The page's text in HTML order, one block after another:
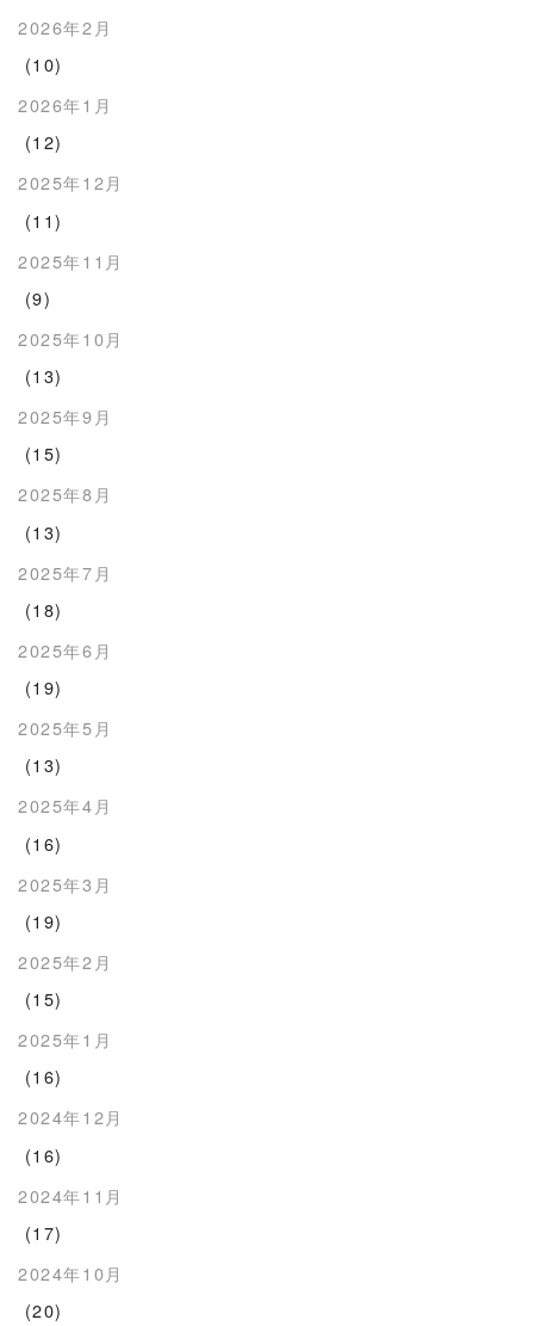
2026年2月
(10)
2026年1月
(12)
2025年12月
(11)
2025年11月
(9)
2025年10月
(13)
2025年9月
(15)
2025年8月
(13)
2025年7月
(18)
2025年6月
(19)
2025年5月
(13)
2025年4月
(16)
2025年3月
(19)
2025年2月
(15)
2025年1月
(16)
2024年12月
(16)
2024年11月
(17)
2024年10月
(20)